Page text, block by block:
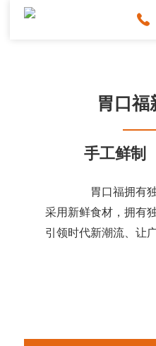
胃口福
手工鲜制
胃口福拥有
采用新鲜食材，拥有
引领时代新潮流、让